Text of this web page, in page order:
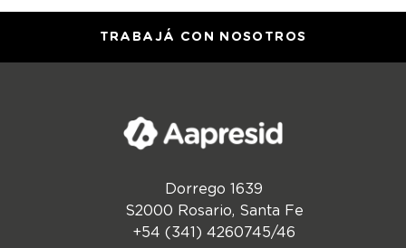
TRABAJÁ CON NOSOTROS
Dorrego 1639
S2000 Rosario, Santa Fe
+54 (341) 4260745/46